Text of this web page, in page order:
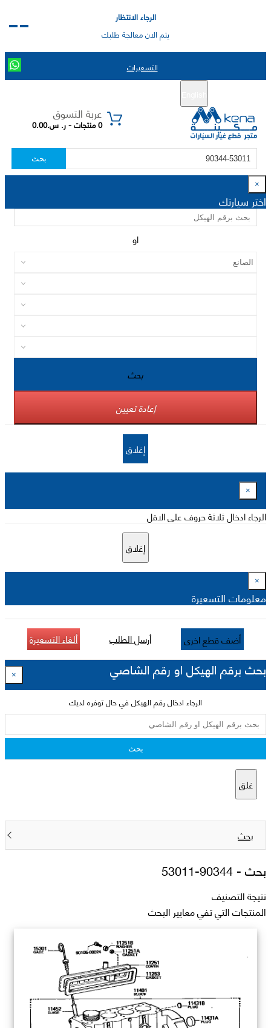
الرجاء الانتظار
يتم الان معالجة طلبك
التسعيرات
عربة التسوق
0 منتجات - ر. س.0.00
بحث
×
اختر سيارتك
او
بحث
إعادة تعيين
إغلاق
×
الرجاء ادخال ثلاثة حروف على الاقل
إغلاق
×
معلومات التسعيرة
أضف قطع اخرى أرسل الطلب ألغاء التسعيرة
بحث برقم الهيكل او رقم الشاصي ×
الرجاء ادخال رقم الهيكل في حال توفره لديك
بحث
غلق
بحث
بحث -90344-53011
نتيجة التصنيف
المنتجات التي تفي معايير البحث